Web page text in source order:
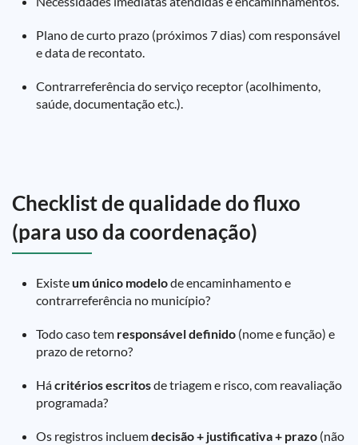
Plano de curto prazo (próximos 7 dias) com responsável
e data de recontato.
Contrarreferência do serviço receptor (acolhimento,
saúde, documentação etc.).
Checklist de qualidade do fluxo
(para uso da coordenação)
Existeum único modelode encaminhamento e
contrarreferência no município?
Todo caso tem responsável definido (nome e função) e
prazo de retorno?
Hácritérios escritosde triagem e risco, com reavaliação
programada?
Os registros incluemdecisão + justificativa + prazo (não